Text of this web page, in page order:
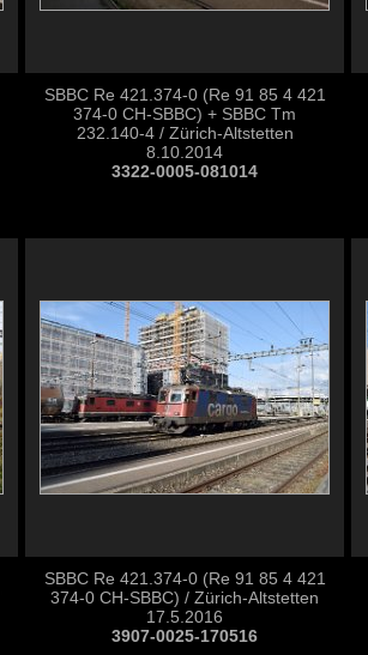
SBBC Re 421.374-0 (Re 91 85 4 421
374-0 CH-SBBC) + SBBC Tm
232.140-4 / Zürich-Altstetten
8.10.2014
3322-0005-081014
SBBC Re 421.374-0 (Re 91 85 4 421
374-0 CH-SBBC) / Zürich-Altstetten
17.5.2016
3907-0025-170516